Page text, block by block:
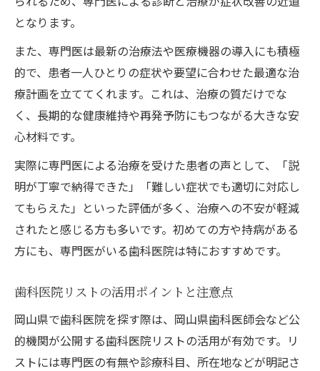
となります。
また、専門医は最新の治療法や医療機器の導入にも積極
的で、患者一人ひとりの症状や要望に合わせた最適な治
療計画を立ててくれます。これは、治療の質だけでな
く、長期的な健康維持や再発予防にもつながる大きな安
心材料です。
実際に専門医による治療を受けた患者の声として、「説
明が丁寧で納得できた」「難しい症状でも適切に対応し
てもらえた」といった評価が多く、治療への不安が軽減
されたと感じる方も多いです。初めての方や持病がある
方にも、専門医がいる歯科医院は特におすすめです。
歯科医院リストの活用ポイントと注意点
岡山県で歯科医院を探す際は、岡山県歯科医師会など公
的機関が公開する歯科医院リストの活用が有効です。リ
ストには専門医の有無や診療科目、所在地などが明記さ